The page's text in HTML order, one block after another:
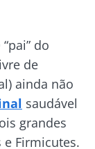
do
de
ainda não
saudável
grandes
Firmicutes.